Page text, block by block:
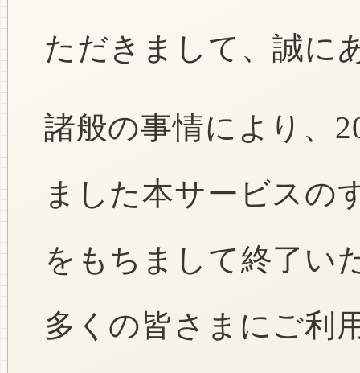
ただきまして、誠に
諸般の事情により、
ました本サービスの
をもちまして終了い
多くの皆さまにご利